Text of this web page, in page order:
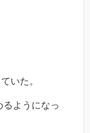
いた。
ようになっ